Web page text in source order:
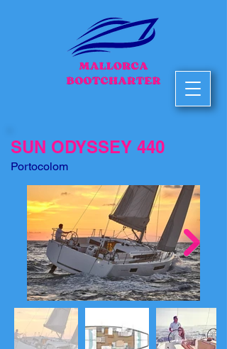
SUN ODYSSEY 440
Portocolom